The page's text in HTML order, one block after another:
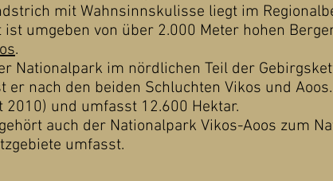
mit Wahnsinnskulisse liegt im
ist umgeben von über 2.000 Meter hohen
.
Nationalpark im nördlichen Teil der
er nach den beiden Schluchten Vikos und
2010) und umfasst 12.600 Hektar.
auch der Nationalpark Vikos-Aoos zum
umfasst.